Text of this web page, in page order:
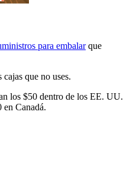
para embalarque
que no uses.
los $50 dentro de los EE. UU.
en Canadá.